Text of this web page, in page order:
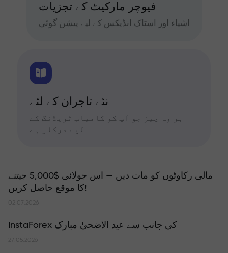
فیوچر مارکیٹ کے تجزیات
اشیاء اور اسٹاک انڈیکس کے لیے پیشن گوئی
نئے تاجران کے لئے
ہر وہ چیز جو آپ کو کامیاب ٹریڈنگ کے
لیے درکار ہے
مالی رکاوٹوں کو مات دیں — اس جولائی $5,000 جیتنے
کا موقع حاصل کریں!
02.07.2026
InstaForex کی جانب سے عید الاضحیٰ مبارک
27.05.2026